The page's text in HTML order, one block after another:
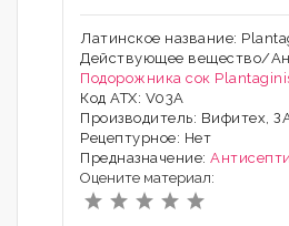
Латинское название:
Действующее вещество/
Подорожника сок
Код АТХ: V03A
Производитель: Вифитех,
Рецептурное: Нет
Предназначение:
Оцените материал: